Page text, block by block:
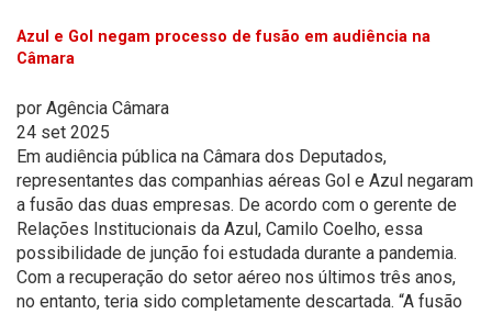
Azul e Gol negam processo de fusão em audiência na
Câmara
por Agência Câmara
24 set 2025
Em audiência pública na Câmara dos Deputados,
representantes das companhias aéreas Gol e Azul negaram
a fusão das duas empresas. De acordo com o gerente de
Relações Institucionais da Azul, Camilo Coelho, essa
possibilidade de junção foi estudada durante a pandemia.
Com a recuperação do setor aéreo nos últimos três anos,
no entanto, teria sido completamente descartada. “A fusão